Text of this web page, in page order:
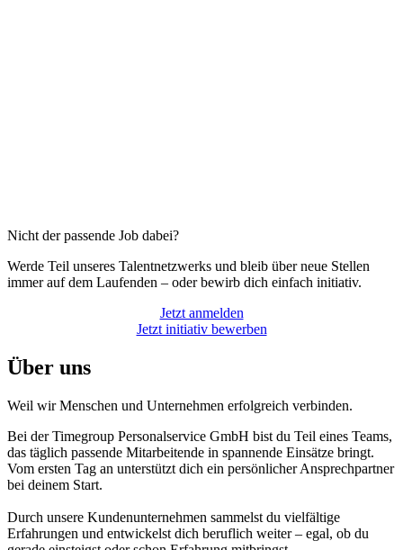
Nicht der passende Job dabei?
Werde Teil unseres Talentnetzwerks und bleib über neue Stellen
immer auf dem Laufenden – oder bewirb dich einfach initiativ.
Jetzt anmelden
Jetzt initiativ bewerben
Über uns
Weil wir Menschen und Unternehmen erfolgreich verbinden.
Bei der Timegroup Personalservice GmbH bist du Teil eines Teams,
das täglich passende Mitarbeitende in spannende Einsätze bringt.
Vom ersten Tag an unterstützt dich ein persönlicher Ansprechpartner
bei deinem Start.
Durch unsere Kundenunternehmen sammelst du vielfältige
Erfahrungen und entwickelst dich beruflich weiter – egal, ob du